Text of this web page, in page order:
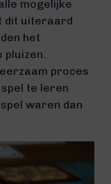
mogelijke
dit uiteraard
het
pluizen.
proces
te leren
waren dan